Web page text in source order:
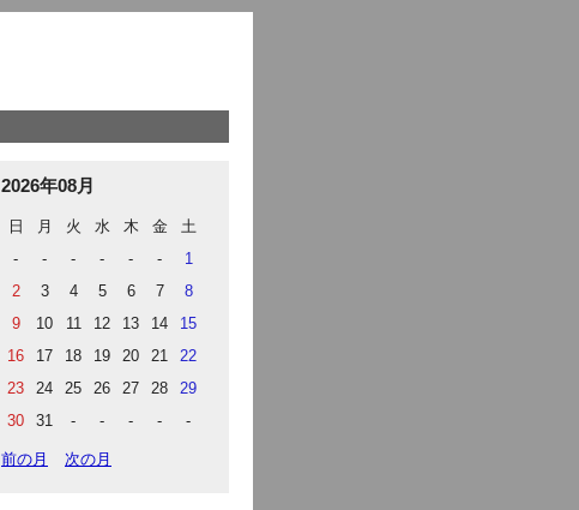
2026年08月
日 月 火 水 木 金
土
-
- - - - -
1
2
3 4 5 6 7
8
9
10 11 12 13 14
15
16
17 18 19 20 21
22
23
24 25 26 27 28
29
30
31 - - - - -
前の月 次の月